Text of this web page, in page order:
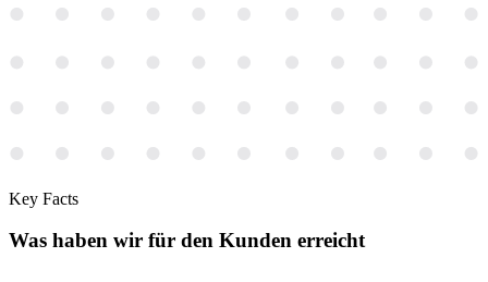
Key Facts
Was haben wir für den Kunden erreicht